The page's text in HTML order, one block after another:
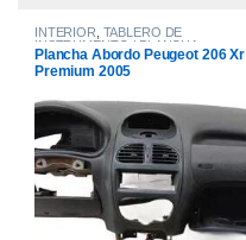
INTERIOR TABLERO DE
INSTRUMENTO / PLANCHA
ABORDO
Plancha Abordo Peugeot 206 Xr
Premium 2005